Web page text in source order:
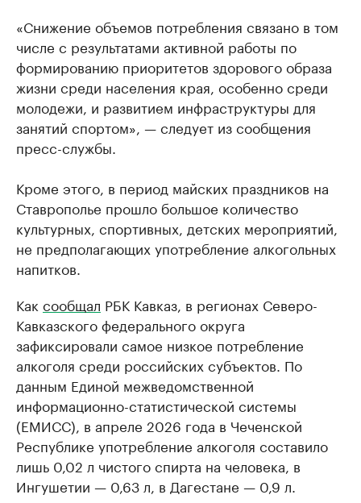
«Снижение объемов потребления связано в том
числе с результатами активной работы по
формированию приоритетов здорового образа
жизни среди населения края, особенно среди
молодежи, и развитием инфраструктуры для
занятий спортом», — следует из сообщения
пресс-службы.
Кроме этого, в период майских праздников на
Ставрополье прошло большое количество
культурных, спортивных, детских мероприятий,
не предполагающих употребление алкогольных
напитков.
Как сообщал РБК Кавказ, в регионах Северо-
Кавказского федерального округа
зафиксировали самое низкое потребление
алкоголя среди российских субъектов. По
данным Единой межведомственной
информационно-статистической системы
(ЕМИСС), в апреле 2026 года в Чеченской
Республике употребление алкоголя составило
лишь 0,02 л чистого спирта на человека, в
Ингушетии — 0,63 л, в Дагестане — 0,9 л.